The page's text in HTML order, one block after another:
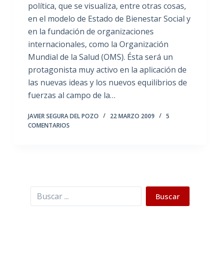
política, que se visualiza, entre otras cosas,
en el modelo de Estado de Bienestar Social y
en la fundación de organizaciones
internacionales, como la Organización
Mundial de la Salud (OMS). Ésta será un
protagonista muy activo en la aplicación de
las nuevas ideas y los nuevos equilibrios de
fuerzas al campo de la…
JAVIER SEGURA DEL POZO 22 MARZO 2009
5
COMENTARIOS
Buscar Buscar